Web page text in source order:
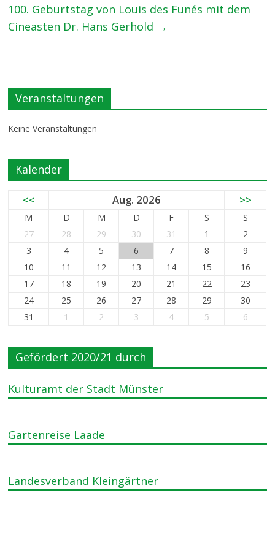
100. Geburtstag von Louis des Funés mit dem
Cineasten Dr. Hans Gerhold →
Veranstaltungen
Keine Veranstaltungen
Kalender
<< Aug. 2026 >>
M D M D F S
S
27
28 29 30 31 1
2
3
4 5 6 7 8
9
10
11 12 13 14 15
16
17
18 19 20 21 22
23
24
25 26 27 28 29
30
31
1 2 3 4 5 6
Gefördert 2020/21 durch
Kulturamt der Stadt Münster
Gartenreise Laade
Landesverband Kleingärtner